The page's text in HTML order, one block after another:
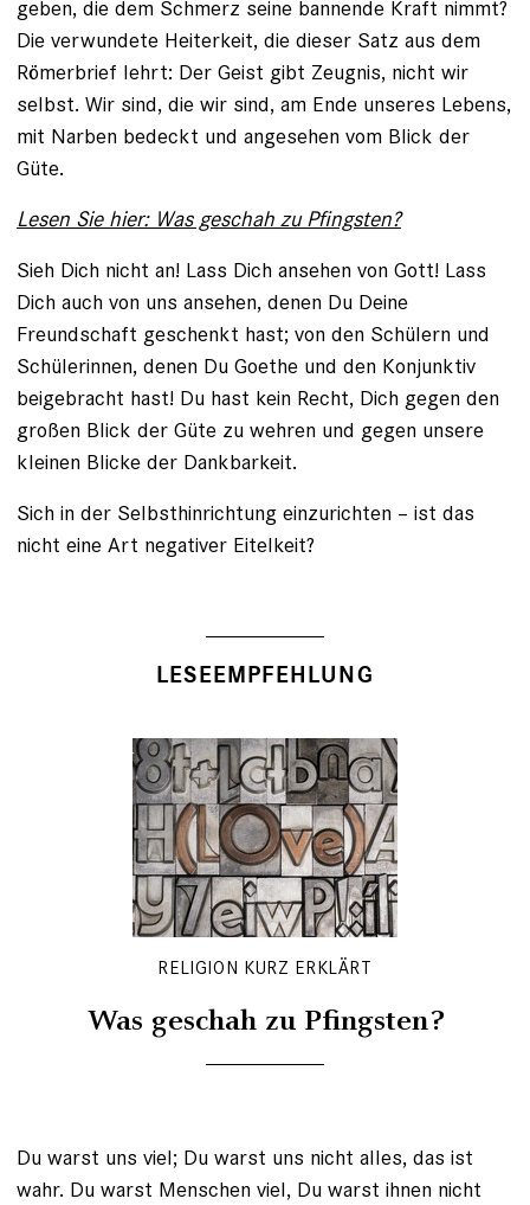
geben, die dem Schmerz seine bannende Kraft nimmt?
Die verwundete Heiterkeit, die dieser Satz aus dem
Römerbrief lehrt: Der Geist gibt Zeugnis, nicht wir
selbst. Wir sind, die wir sind, am Ende unseres Lebens,
mit Narben bedeckt und angesehen vom Blick der
Güte.
Lesen Sie hier: Was geschah zu Pfingsten?
Sieh Dich nicht an! Lass Dich ansehen von Gott! Lass
Dich auch von uns ansehen, denen Du Deine
Freundschaft geschenkt hast; von den Schülern und
Schülerinnen, denen Du Goethe und den Konjunktiv
beigebracht hast! Du hast kein Recht, Dich gegen den
großen Blick der Güte zu wehren und gegen unsere
kleinen Blicke der Dankbarkeit.
Sich in der Selbsthinrichtung einzurichten – ist das
nicht eine Art negativer Eitelkeit?
LESEEMPFEHLUNG
RELIGION KURZ ERKLÄRT
Was geschah zu Pfingsten?
Du warst uns viel; Du warst uns nicht alles, das ist
wahr. Du warst Menschen viel, Du warst ihnen nicht